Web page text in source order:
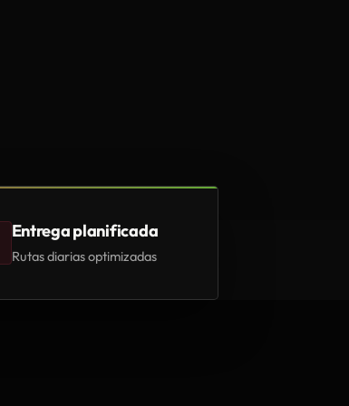
Entrega planificada
Rutas diarias optimizadas